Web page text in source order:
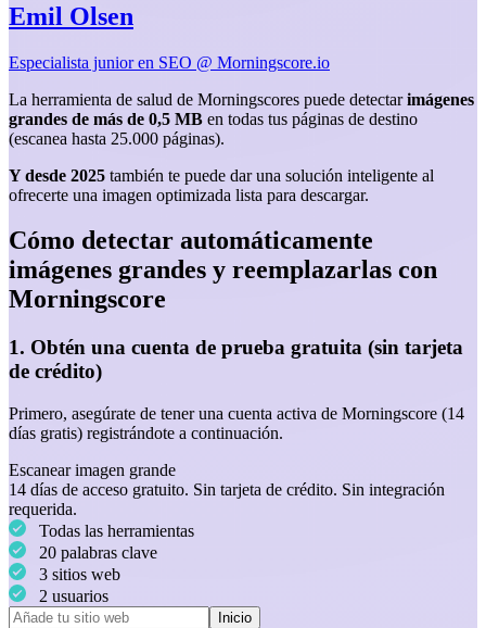
Emil Olsen
Especialista junior en SEO @ Morningscore.io
La herramienta de salud de Morningscores puede detectarimágenes
grandes de más de 0,5 MB en todas tus páginas de destino
(escanea hasta 25.000 páginas).
Y desde 2025 también te puede dar una solución inteligente al
ofrecerte una imagen optimizada lista para descargar.
Cómo detectar automáticamente
imágenes grandes y reemplazarlas con
Morningscore
1. Obtén una cuenta de prueba gratuita (sin tarjeta
de crédito)
Primero, asegúrate de tener una cuenta activa de Morningscore (14
días gratis) registrándote a continuación.
Escanear imagen grande
14 días de acceso gratuito. Sin tarjeta de crédito. Sin integración
requerida.
Todas las herramientas
20 palabras clave
3 sitios web
2 usuarios
Inicio